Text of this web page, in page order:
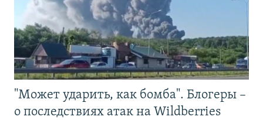
"Может ударить, как бомба". Блогеры –
о последствиях атак на Wildberries